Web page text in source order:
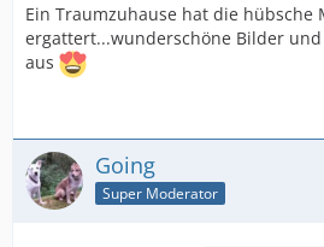
Ein Traumzuhause hat die hübsche
ergattert...wunderschöne Bilder
aus
Going
Super Moderator